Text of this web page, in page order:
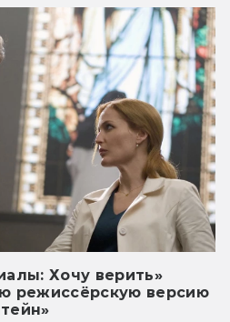
Хочу верить»
режиссёрскую версию